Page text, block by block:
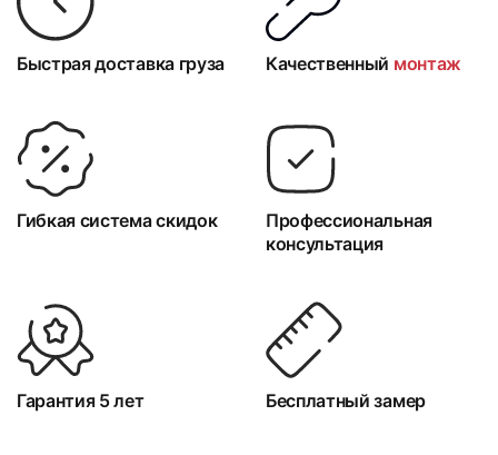
Быстрая доставка груза Качественный монтаж
Гибкая система скидок
Профессиональная
консультация
Гарантия 5 лет Бесплатный замер